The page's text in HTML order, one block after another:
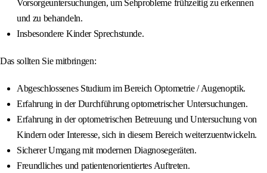
Vorsorgeuntersuchungen, um Sehprobleme frühzeitig zu erkennen
und zu behandeln.
Insbesondere Kinder Sprechstunde.
Das sollten Sie mitbringen:
Abgeschlossenes Studium im Bereich Optometrie / Augenoptik.
Erfahrung in der Durchführung optometrischer Untersuchungen.
Erfahrung in der optometrischen Betreuung und Untersuchung von
Kindern oder Interesse, sich in diesem Bereich weiterzuentwickeln.
Sicherer Umgang mit modernen Diagnosegeräten.
Freundliches und patientenorientiertes Auftreten.